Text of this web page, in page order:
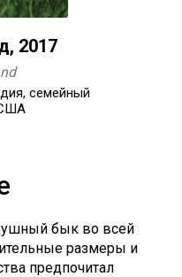
2017
семейный
бык во всей
размеры и
предпочитал